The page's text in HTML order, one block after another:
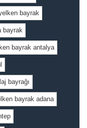
bayrak
bayrak
bayrak antalya
bayrağı
bayrak adana